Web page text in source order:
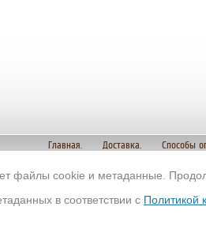
Главная. Доставка. Способы
строительных
файлы cookie и метаданные.
в соответствии с Политикой